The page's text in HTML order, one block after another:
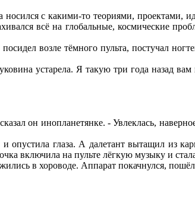
с какими-то теориями, проектами,
всё на глобальные, космические
возле тёмного пульта, постучал
устарела. Я такую три года назад вам
он инопланетянке. - Увлеклась,
глаза. А далетант вытащил из
включила на пульте лёгкую музыку и
в хороводе. Аппарат покачнулся, пошёл